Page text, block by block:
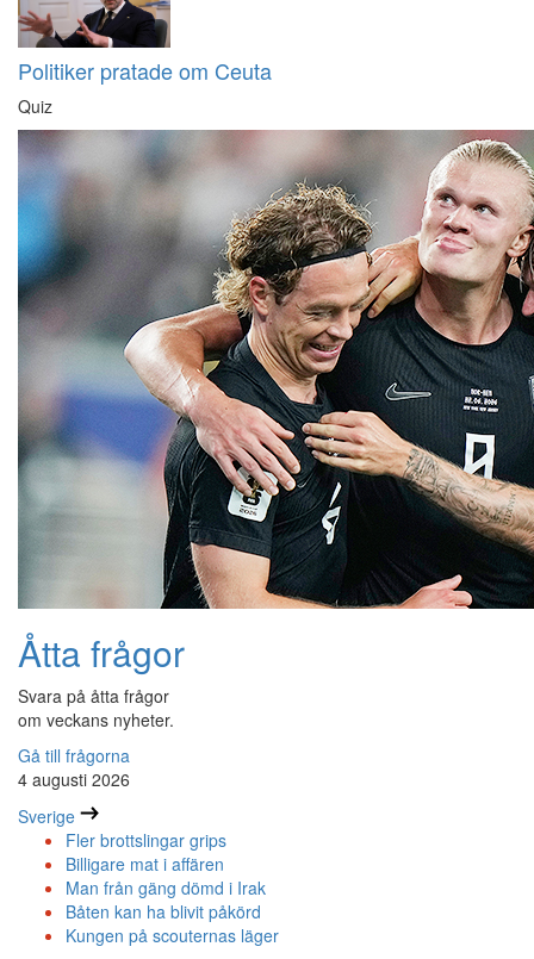
Politiker pratade om Ceuta
Quiz
Åtta frågor
Svara på åtta frågor
om veckans nyheter.
Gå till frågorna
4 augusti 2026
Sverige
Fler brottslingar grips
Billigare mat i affären
Man från gäng dömd i Irak
Båten kan ha blivit påkörd
Kungen på scouternas läger